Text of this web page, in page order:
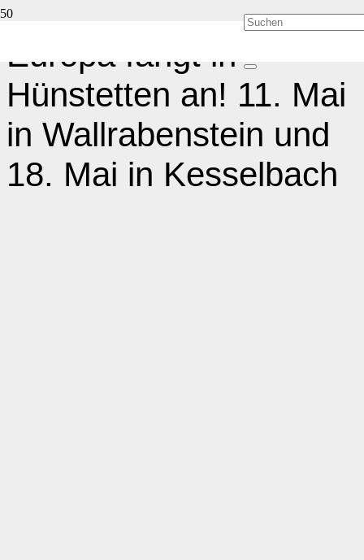
Europa fängt in
Hünstetten an! 11. Mai
in Wallrabenstein und
18. Mai in Kesselbach